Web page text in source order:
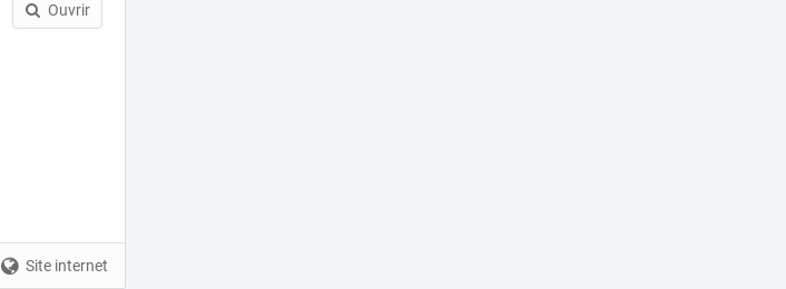
Ouvrir
Site internet